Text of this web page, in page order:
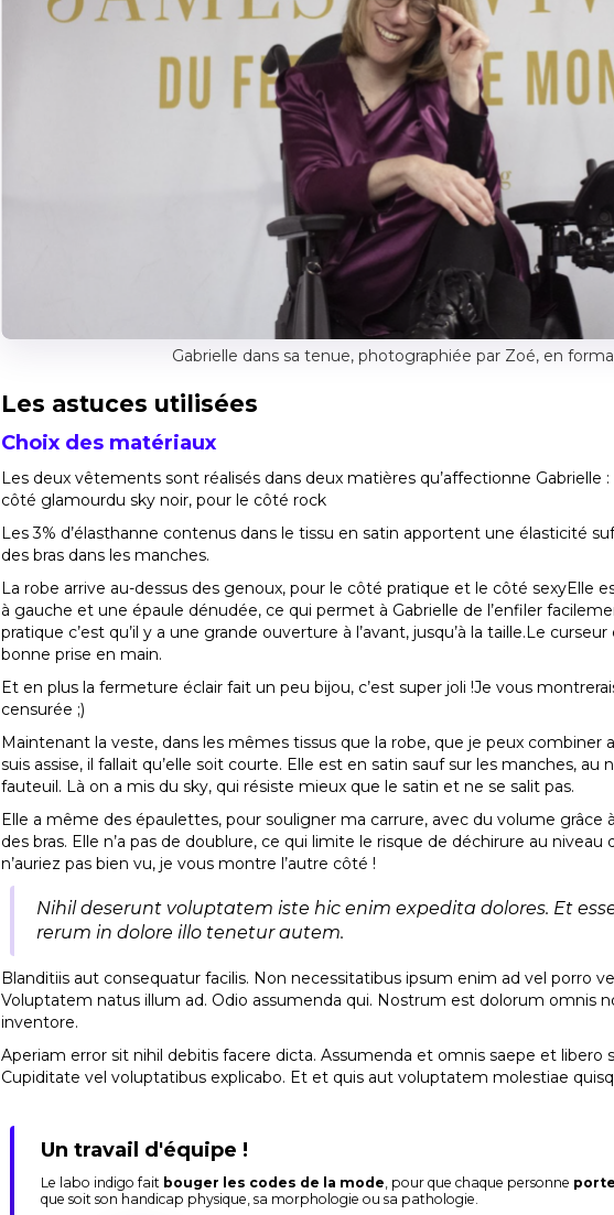
Gabrielle dans sa tenue, photographiée par Zoé, en
Les astuces utilisées
Choix des matériaux
Les deux vêtements sont réalisés dans deux matières qu’affectionne Gabrielle
côté glamourdu sky noir, pour le côté rock
Les 3% d’élasthanne contenus dans le tissu en satin apportent une élasticité
des bras dans les manches.
La robe arrive au-dessus des genoux, pour le côté pratique et le côté sexyElle
à gauche et une épaule dénudée, ce qui permet à Gabrielle de l’enfiler
pratique c’est qu’il y a une grande ouverture à l’avant, jusqu’à la taille.Le
bonne prise en main.
Et en plus la fermeture éclair fait un peu bijou, c’est super joli !Je vous
censurée ;)
Maintenant la veste, dans les mêmes tissus que la robe, que je peux combiner
suis assise, il fallait qu’elle soit courte. Elle est en satin sauf sur les manches,
fauteuil. Là on a mis du sky, qui résiste mieux que le satin et ne se salit pas.
Elle a même des épaulettes, pour souligner ma carrure, avec du volume grâce
des bras. Elle n’a pas de doublure, ce qui limite le risque de déchirure au
n’auriez pas bien vu, je vous montre l’autre côté !
Nihil deserunt voluptatem iste hic enim expedita dolores. Et
rerum in dolore illo tenetur autem.
Blanditiis aut consequatur facilis. Non necessitatibus ipsum enim ad vel porro
Voluptatem natus illum ad. Odio assumenda qui. Nostrum est dolorum omnis
inventore.
Aperiam error sit nihil debitis facere dicta. Assumenda et omnis saepe et libero
Cupiditate vel voluptatibus explicabo. Et et quis aut voluptatem molestiae
Un travail d'équipe !
Le labo indigo fait bouger les codes de la mode, pour que chaque personne
que soit son handicap physique, sa morphologie ou sa pathologie.